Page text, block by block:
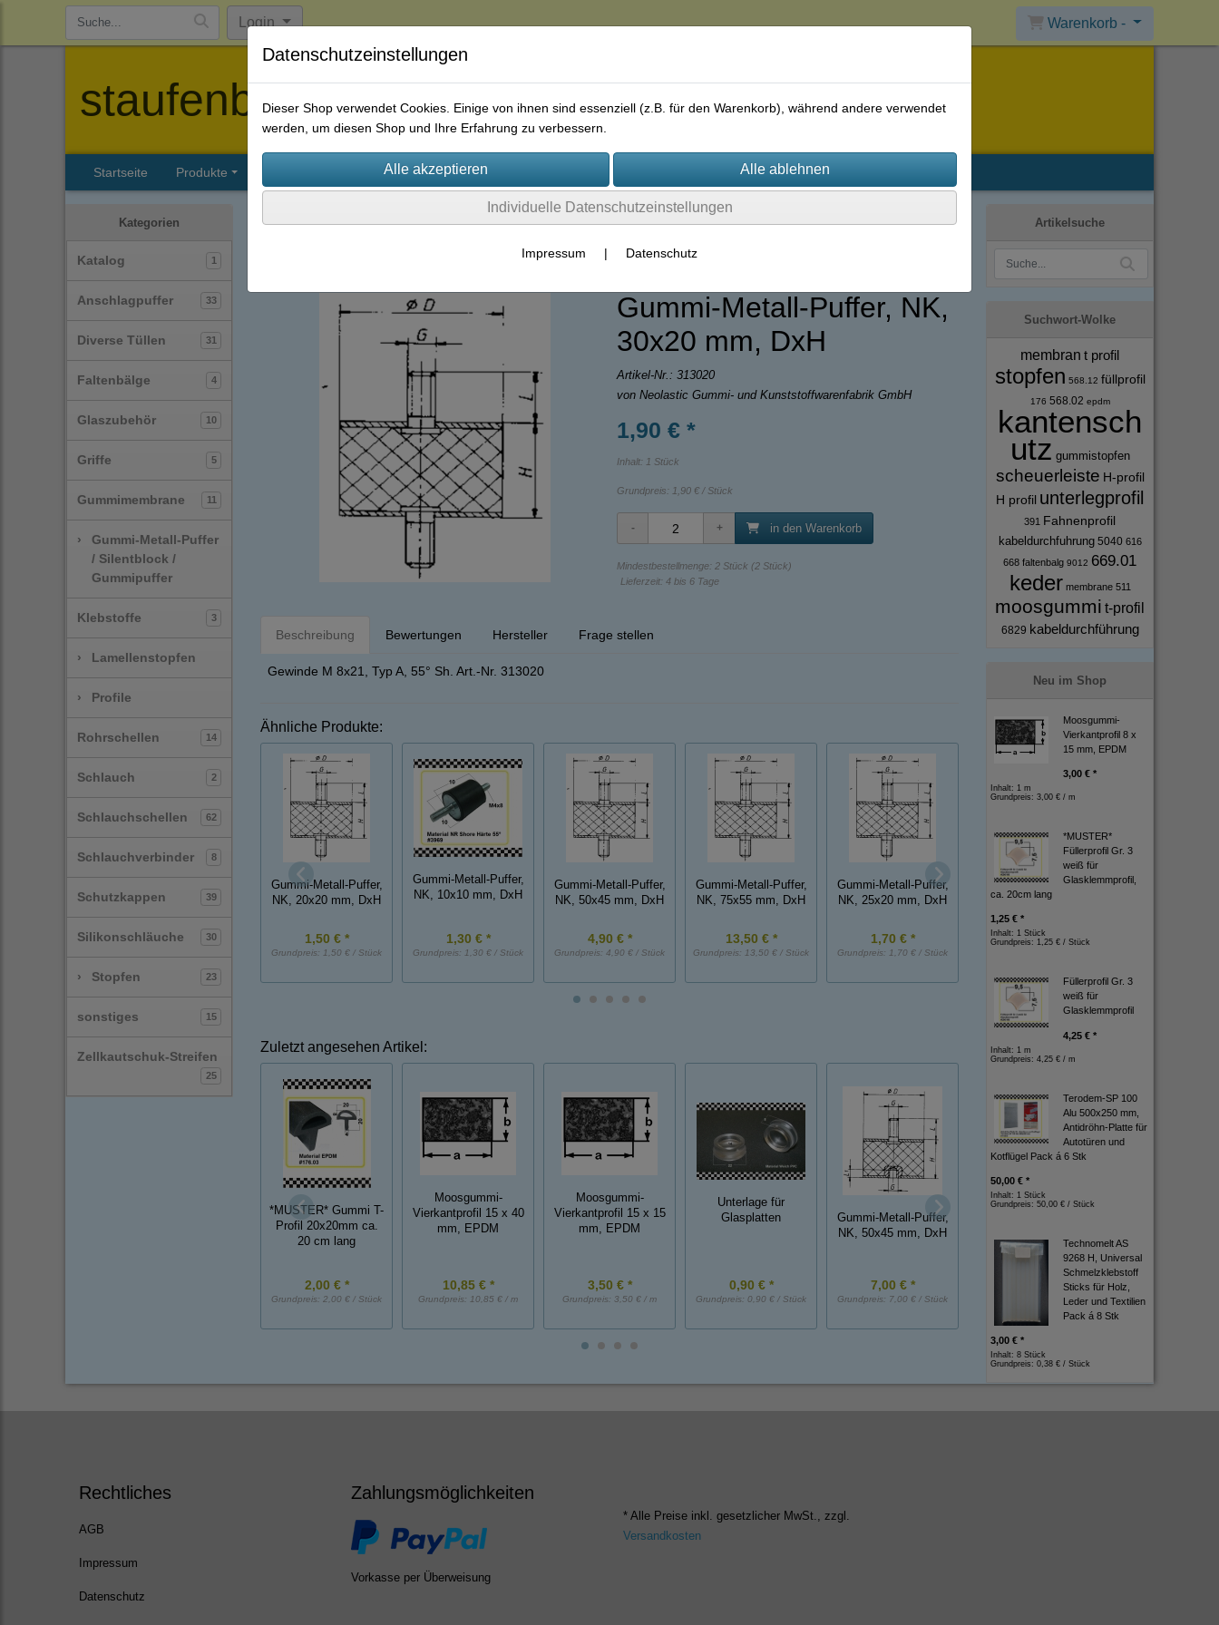
Login Warenkorb -
staufenbiel-berlin
Startseite Produkte Firmenhistorie AGB
Kategorien
Katalog 1
Anschlagpuffer 33
Diverse Tüllen 31
Faltenbälge 4
Glaszubehör 10
Griffe 5
Gummimembrane 11
›
Gummi-Metall-Puffer
/ Silentblock /
Gummipuffer
Klebstoffe 3
› Lamellenstopfen
› Profile
Rohrschellen 14
Schlauch 2
Schlauchschellen 62
Schlauchverbinder 8
Schutzkappen 39
Silikonschläuche 30
› Stopfen 23
sonstiges 15
Zellkautschuk-Streifen
25
Gummi-Metall-Puffer / Silentblock / Gummipuffer
Gummi-Metall-Puffer, NK,
30x20 mm, DxH
Artikel-Nr.: 313020
von Neolastic Gummi- und Kunststoffwarenfabrik GmbH
1,90 € *
Inhalt: 1 Stück
Grundpreis: 1,90 € / Stück
in den Warenkorb
Mindestbestellmenge: 2 Stück (2 Stück)
Lieferzeit: 4 bis 6 Tage
Beschreibung Bewertungen Hersteller Frage stellen
Gewinde M 8x21, Typ A, 55° Sh. Art.-Nr. 313020
Ähnliche Produkte:
Gummi-Metall-Puffer,
NK, 20x20 mm, DxH
1,50 € *
Grundpreis: 1,50 € / Stück
Gummi-Metall-Puffer,
NK, 10x10 mm, DxH
1,30 € *
Grundpreis: 1,30 € / Stück
Gummi-Metall-Puffer,
NK, 50x45 mm, DxH
4,90 € *
Grundpreis: 4,90 € / Stück
Gummi-Metall-Puffer,
NK, 75x55 mm, DxH
13,50 € *
Grundpreis: 13,50 € / Stück
Gummi-Metall-Puffer,
NK, 25x20 mm, DxH
1,70 € *
Grundpreis: 1,70 € / Stück
Gummi-Metall-Puffer,
NK, 50x20 mm, DxH
4,00 € *
Gummi-Metall-
Zuletzt angesehen Artikel:
*MUSTER* Gummi T-
Profil 20x20mm ca.
20 cm lang
2,00 € *
Grundpreis: 2,00 € / Stück
Moosgummi-
Vierkantprofil 15 x 40
mm, EPDM
10,85 € *
Grundpreis: 10,85 € / m
Moosgummi-
Vierkantprofil 15 x 15
mm, EPDM
3,50 € *
Grundpreis: 3,50 € / m
Unterlage für
Glasplatten
0,90 € *
Grundpreis: 0,90 € / Stück
Gummi-Metall-Puffer,
NK, 50x45 mm, DxH
7,00 € *
Grundpreis: 7,00 € / Stück
Moosgummi-
Vierkantprofil 25 x 50
15,50 € / m Grundpreis:
Artikelsuche
Suchwort-Wolke
membran t profil
stopfen 568.12 füllprofil
176 568.02 epdm
kantensch
utz gummistopfen
scheuerleiste H-profil
H profil unterlegprofil
391 Fahnenprofil
kabeldurchfuhrung 5040 616
668 faltenbalg 9012 669.01
keder membrane 511
moosgummi t-profil
6829 kabeldurchführung
Neu im Shop
Moosgummi-
Vierkantprofil 8 x
15 mm, EPDM
3,00 € *
Inhalt: 1 m
Grundpreis: 3,00 € / m
*MUSTER*
Füllerprofil Gr. 3
weiß für
Glasklemmprofil,
ca. 20cm lang
1,25 € *
Inhalt: 1 Stück
Grundpreis: 1,25 € / Stück
Füllerprofil Gr. 3
weiß für
Glasklemmprofil
4,25 € *
Inhalt: 1 m
Grundpreis: 4,25 € / m
Terodem-SP 100
Alu 500x250 mm,
Antidröhn-Platte für
Autotüren und
Kotflügel Pack á 6 Stk
50,00 € *
Inhalt: 1 Stück
Grundpreis: 50,00 € / Stück
Technomelt AS
9268 H, Universal
Schmelzklebstoff
Sticks für Holz,
Leder und Textilien
Pack á 8 Stk
3,00 € *
Inhalt: 8 Stück
Grundpreis: 0,38 € / Stück
Rechtliches
AGB
Impressum
Datenschutz
Zahlungsmöglichkeiten
Vorkasse per Überweisung
* Alle Preise inkl. gesetzlicher MwSt., zzgl.
Versandkosten
Datenschutzeinstellungen
Dieser Shop verwendet Cookies. Einige von ihnen sind essenziell (z.B. für den Warenkorb), während andere verwendet
werden, um diesen Shop und Ihre Erfahrung zu verbessern.
Individuelle Datenschutzeinstellungen
Impressum | Datenschutz